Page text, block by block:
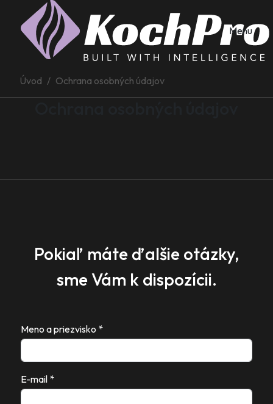
Menu
Úvod Ochrana osobných údajov
Pokiaľ máte ďalšie otázky,
sme Vám k dispozícii.
Meno a priezvisko *
E-mail *